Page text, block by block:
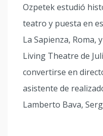
Ozpetek estudió
teatro y puesta en
La Sapienza, Roma,
Living Theatre de
convertirse en
asistente de
Lamberto Bava,